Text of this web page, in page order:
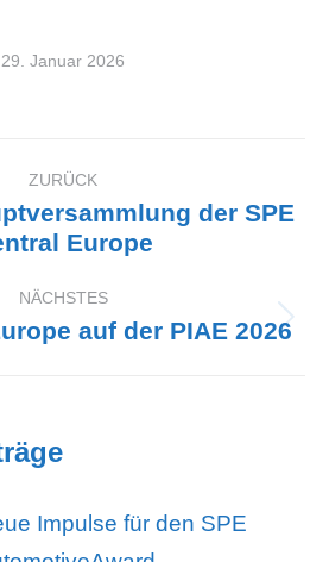
29. Januar 2026
ZURÜCK
Vorheriger
der SPE
Europe
NÄCHSTES
Nächster
auf der PIAE 2026
Impulse für den SPE